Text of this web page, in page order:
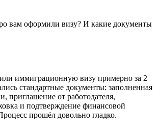
вам оформили визу? И какие документы
иммиграционную визу примерно за 2
стандартные документы: заполненная
приглашение от работодателя,
и подтверждение финансовой
прошёл довольно гладко.